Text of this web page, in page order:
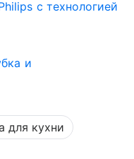
с технологией
и
для кухни